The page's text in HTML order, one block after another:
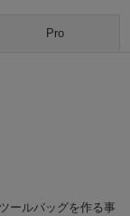
Pro
ールバッグを作る事